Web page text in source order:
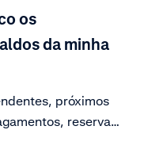
os
da minha
próximos
reservas